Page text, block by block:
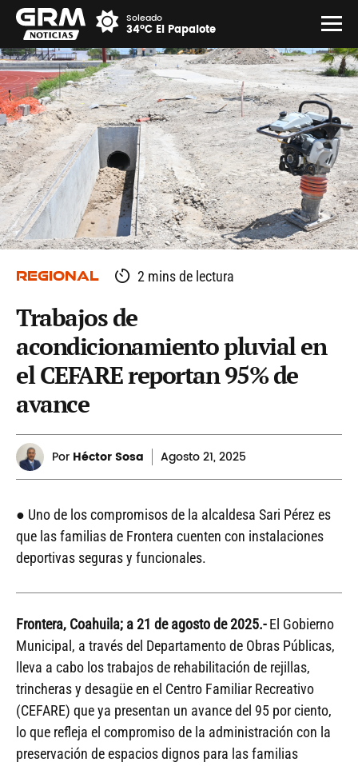
Soleado
34°C El Papalote
REGIONAL 2 mins de lectura
Trabajos de
acondicionamiento pluvial en
el CEFARE reportan 95% de
avance
Por Héctor Sosa Agosto21, 2025
● Uno de los compromisos de la alcaldesa Sari Pérez es
que las familias de Frontera cuenten con instalaciones
deportivas seguras y funcionales.
Frontera, Coahuila; a 21 de agosto de 2025.-El Gobierno
Municipal, a través del Departamento de Obras Públicas,
lleva a cabo los trabajos de rehabilitación de rejillas,
trincheras y desagüe en el Centro Familiar Recreativo
(CEFARE) que ya presentan un avance del 95 por ciento,
lo que refleja el compromiso de la administración con la
preservación de espacios dignos para las familias